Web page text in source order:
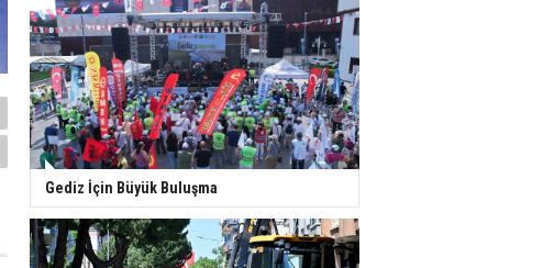
Gediz İçin Büyük Buluşma